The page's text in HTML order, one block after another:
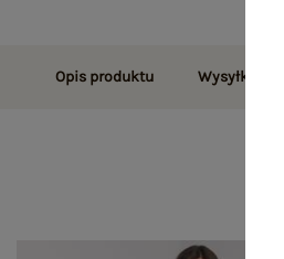
Opis produktu Wysyłka i